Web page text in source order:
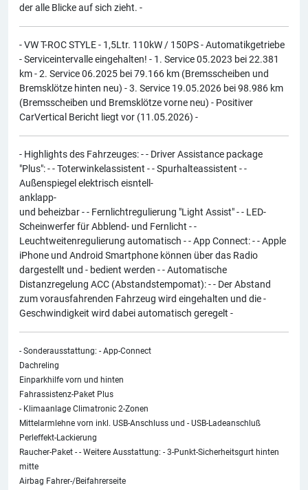
der alle Blicke auf sich zieht. -
- VW T-ROC STYLE - 1,5Ltr. 110kW / 150PS - Automatikgetriebe
- Serviceintervalle eingehalten! - 1. Service 05.2023 bei 22.381
km - 2. Service 06.2025 bei 79.166 km (Bremsscheiben und
Bremsklötze hinten neu) - 3. Service 19.05.2026 bei 98.986 km
(Bremsscheiben und Bremsklötze vorne neu) - Positiver
CarVertical Bericht liegt vor (11.05.2026) -
- Highlights des Fahrzeuges: - - Driver Assistance package
"Plus": - - Toterwinkelassistent - - Spurhalteassistent - -
Außenspiegel elektrisch eisntell-
anklapp-
und beheizbar - - Fernlichtregulierung "Light Assist" - - LED-
Scheinwerfer für Abblend- und Fernlicht - -
Leuchtweitenregulierung automatisch - - App Connect: - - Apple
iPhone und Android Smartphone können über das Radio
dargestellt und - bedient werden - - Automatische
Distanzregelung ACC (Abstandstempomat): - - Der Abstand
zum vorausfahrenden Fahrzeug wird eingehalten und die -
Geschwindigkeit wird dabei automatisch geregelt -
- Sonderausstattung: - App-Connect
Dachreling
Einparkhilfe vorn und hinten
Fahrassistenz-Paket Plus
- Klimaanlage Climatronic 2-Zonen
Mittelarmlehne vorn inkl. USB-Anschluss und - USB-Ladeanschluß
Perleffekt-Lackierung
Raucher-Paket - - Weitere Ausstattung: - 3-Punkt-Sicherheitsgurt hinten
mitte
Airbag Fahrer-/Beifahrerseite